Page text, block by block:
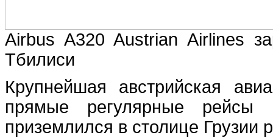
Airbus A320 Austrian Airlines
Тбилиси
Крупнейшая австрийская
прямые регулярные рейсы
приземлился в столице Грузии